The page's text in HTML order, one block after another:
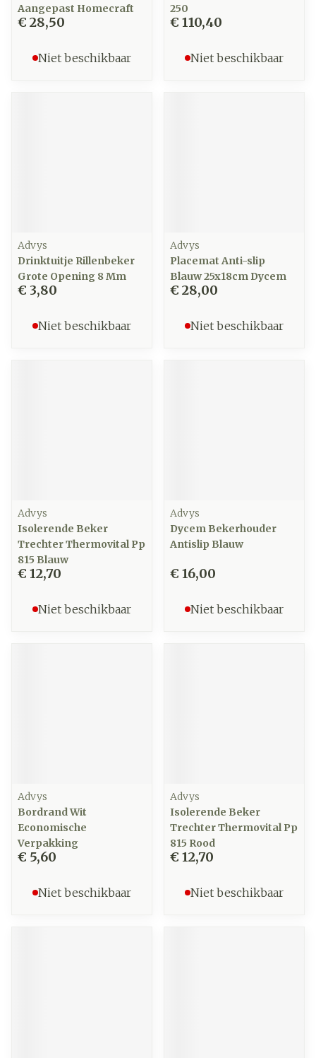
Aangepast Homecraft
€ 28,50
Niet beschikbaar
250
€ 110,40
Niet beschikbaar
Advys
Drinktuitje Rillenbeker
Grote Opening 8 Mm
€ 3,80
Niet beschikbaar
Advys
Placemat Anti-slip
Blauw 25x18cm Dycem
€ 28,00
Niet beschikbaar
Advys
Isolerende Beker
Trechter Thermovital Pp
815 Blauw
€ 12,70
Niet beschikbaar
Advys
Dycem Bekerhouder
Antislip Blauw
€ 16,00
Niet beschikbaar
Advys
Bordrand Wit
Economische
Verpakking
€ 5,60
Niet beschikbaar
Advys
Isolerende Beker
Trechter Thermovital Pp
815 Rood
€ 12,70
Niet beschikbaar